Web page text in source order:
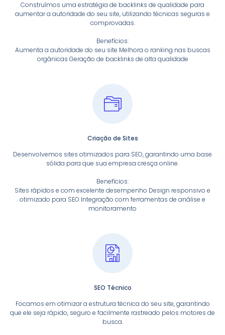
Construímos uma estratégia de backlinks de qualidade para
aumentar a autoridade do seu site, utilizando técnicas seguras e
comprovadas.
Benefícios:
Aumenta a autoridade do seu site Melhora o ranking nas buscas
orgânicas Geração de backlinks de alta qualidade
Criação de Sites
Desenvolvemos sites otimizados para SEO, garantindo uma base
sólida para que sua empresa cresça online.
Benefícios:
Sites rápidos e com excelente desempenho Design responsivo e
otimizado para SEO Integração com ferramentas de análise e
monitoramento
SEO Técnico
Focamos em otimizar a estrutura técnica do seu site, garantindo
que ele seja rápido, seguro e facilmente rastreado pelos motores de
busca.